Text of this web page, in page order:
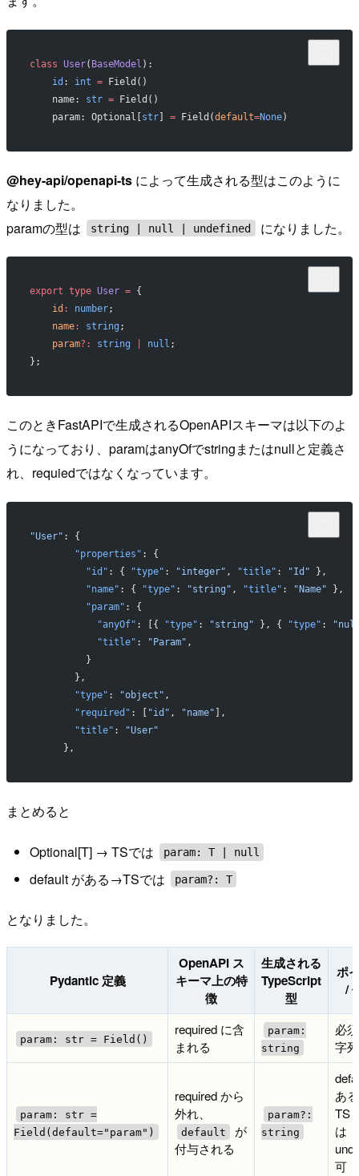
class User( BaseModel ):
    id
: int = Field()
    name:
str = Field()
    param: Optional[
str] = Field(default=None)
@hey-api/openapi-ts によって生成される型はこのように
なりました。
paramの型は
string | null | undefined になりました。
export type User = {
    id
: number;
    name
: string ;
    param
?: string null ;
};
このときFastAPIで生成されるOpenAPIスキーマは以下のよ
うになっており、paramはanyOfでstringまたはnullと定義さ
れ、requiedではなくなっています。
"User" : {
        "properties"
: {
          "id"
: { "type" : "integer" , "title" : "Id" },
          "name"
: { "type" : "string" , "title" : "Name" },
          "param"
: {
            "anyOf"
: [{ "type" : "string" }, { "type" :
            "title"
: "Param" ,
          }
        },
        "type"
: "object" ,
        "required"
: [ "id" , "name" ],
        "title"
:
"User"
      },
まとめると
Optional[T] → TSでは param: T | null
default がある→TSでは param?: T
となりました。
Pydantic 定義
OpenAPI ス
キーマ上の特
徴
生成される
TypeScript
型
ポ
/
param: str = Field()
required に含
まれる
param:
string
必
字列
param: str =
Field(default="param")
required から
外れ、
default
が
付与される
param?:
string
あ
TS
は
可